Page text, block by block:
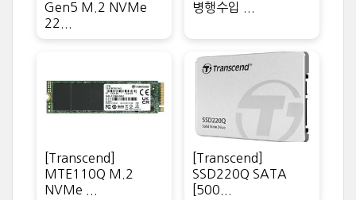
Gen5 M.2 NVMe
22...
병행수입 ...
[Transcend]
MTE110Q M.2
NVMe ...
[Transcend]
SSD220Q SATA
[500...